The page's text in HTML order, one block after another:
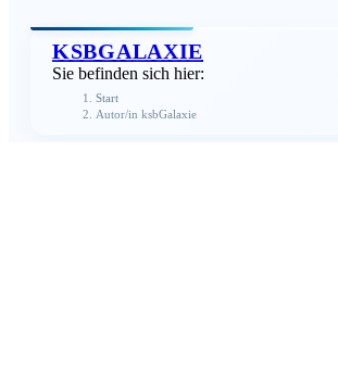
KSBGALAXIE
Sie befinden sich hier:
Start
Autor/in ksbGalaxie